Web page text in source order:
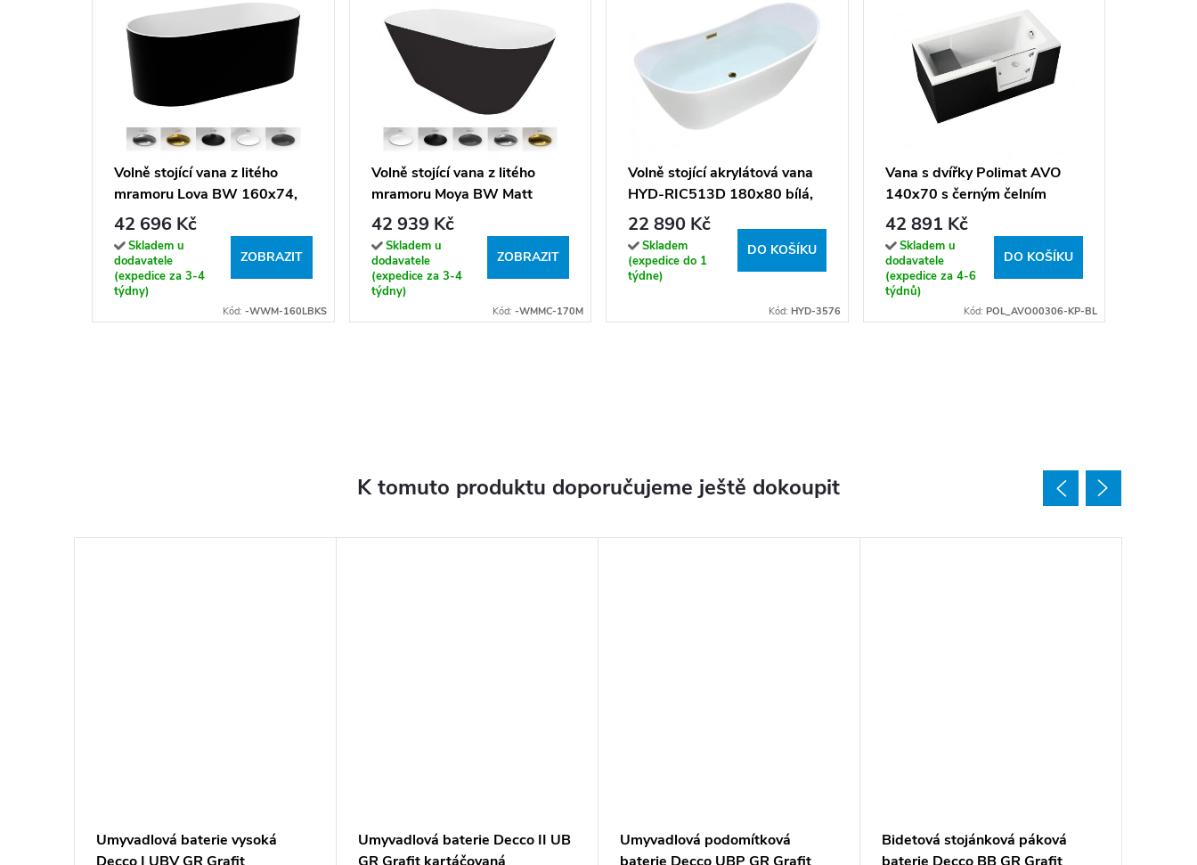
Volně stojící vana z litého
mramoru Lova BW 160x74,
bílá lesk/černá lesk
42 696 Kč
Skladem u
dodavatele
(expedice za 3-4
týdny)
ZOBRAZIT
Kód: -WWM-160LBKS
Volně stojící vana z litého
mramoru Moya BW Matt
170x70, bílá lesk/černá mat
42 939 Kč
Skladem u
dodavatele
(expedice za 3-4
týdny)
ZOBRAZIT
Kód: -WMMC-170M
Volně stojící akrylátová vana
HYD-RIC513D 180x80 bílá,
odtokový komplet zlatý
22 890 Kč
Skladem
(expedice do 1
týdne)
DO KOŠÍKU
Kód: HYD-3576
Vana s dvířky Polimat AVO
140x70 s černým čelním
krycím panelem + vanový
sifon automat s přepadem
VABPS-ZU 70
42 891 Kč
Skladem u
dodavatele
(expedice za 4-6
týdnů)
DO KOŠÍKU
Kód: POL_AVO00306-KP-BL
K tomuto produktu doporučujeme ještě dokoupit
Umyvadlová baterie vysoká
Umyvadlová baterie Decco II UB
Umyvadlová podomítková
Bidetová stojánková páková